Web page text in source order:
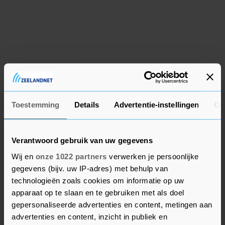
Toestemming Details Advertentie-instellingen
Verantwoord gebruik van uw gegevens
Wij en onze 1022 partners verwerken je persoonlijke
gegevens (bijv. uw IP-adres) met behulp van
technologieën zoals cookies om informatie op uw
apparaat op te slaan en te gebruiken met als doel
gepersonaliseerde advertenties en content, metingen aan
advertenties en content, inzicht in publiek en
Nieuw Yoko Auto Stereo YCS 410
Car Speaker System
€ 0,00
Domburg
Vintage houten dominospel met
€ 0,00
Domburg
Mooie vintage pepermolen van het
Franse merk perfex
Vergelijkbare advertenties